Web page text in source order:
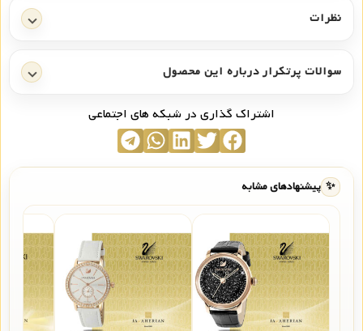
نظرات
سوالات پرتکرار درباره این محصول
اشتراک گذاری در شبکه های اجتماعی
✨ پیشنهادهای مشابه